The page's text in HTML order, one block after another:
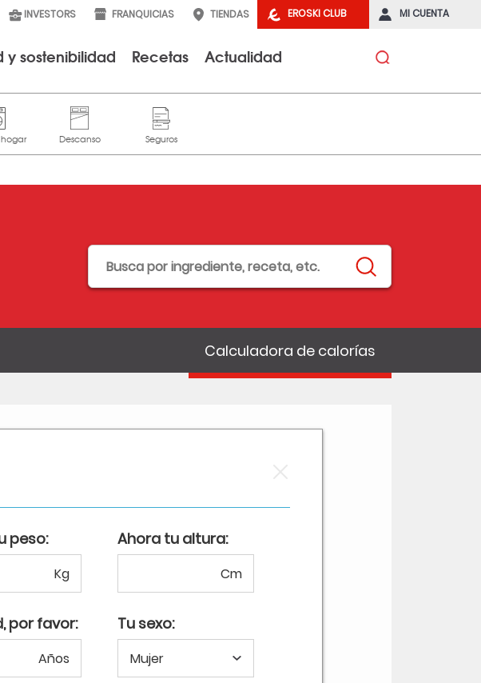
EROSKI CLUB MI CUENTA
INVESTORS FRANQUICIAS TIENDAS
y sostenibilidad Recetas Actualidad
Calculadora de calorías
peso:
Kg
Ahora tu altura:
Cm
por favor:
Años
Tu sexo: